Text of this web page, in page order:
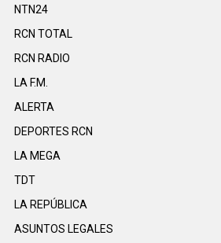
NTN24
RCN TOTAL
RCN RADIO
LA F.M.
ALERTA
DEPORTES RCN
LA MEGA
TDT
LA REPÚBLICA
ASUNTOS LEGALES